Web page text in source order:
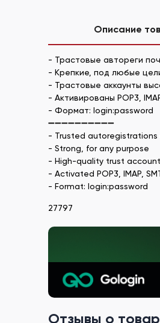
Описание
- Трастовые автореги
- Крепкие, под любые
- Трастовые аккаунты
- Активированы POP3,
- Формат: login:password
➖➖➖➖➖➖➖➖➖➖
- Trusted autoregistrations
- Strong, for any purpose
- High-quality trust
- Activated POP3, IMAP,
- Format: login:password
27797
Отзывы о